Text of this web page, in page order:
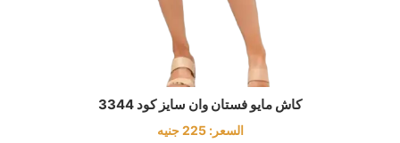
كاش مايو فستان وان سايز كود 3344
السعر:225 جنيه